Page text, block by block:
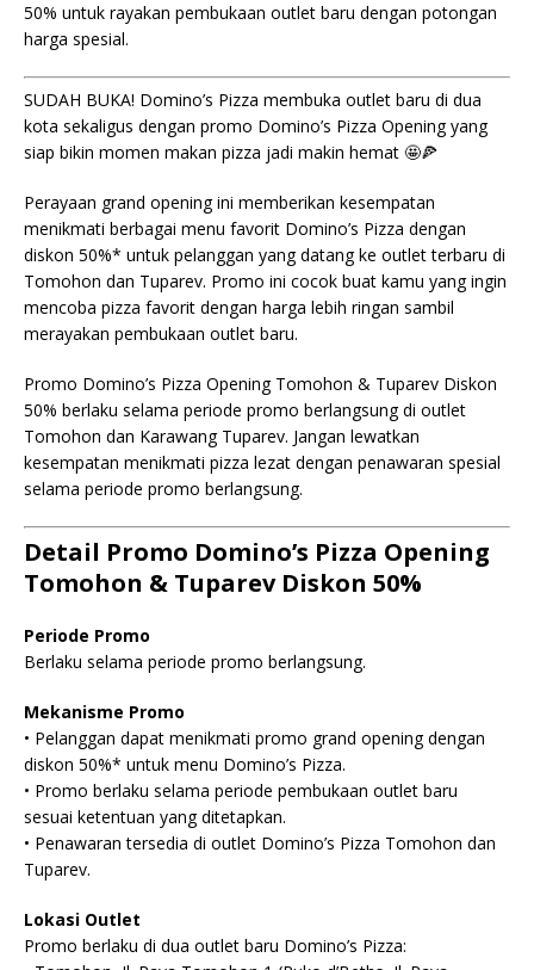
50% untuk rayakan pembukaan outlet baru dengan potongan
harga spesial.
SUDAH BUKA! Domino’s Pizza membuka outlet baru di dua
kota sekaligus dengan promo Domino’s Pizza Opening yang
siap bikin momen makan pizza jadi makin hemat 🤩🍕
Perayaan grand opening ini memberikan kesempatan
menikmati berbagai menu favorit Domino’s Pizza dengan
diskon 50%* untuk pelanggan yang datang ke outlet terbaru di
Tomohon dan Tuparev. Promo ini cocok buat kamu yang ingin
mencoba pizza favorit dengan harga lebih ringan sambil
merayakan pembukaan outlet baru.
Promo Domino’s Pizza Opening Tomohon & Tuparev Diskon
50% berlaku selama periode promo berlangsung di outlet
Tomohon dan Karawang Tuparev. Jangan lewatkan
kesempatan menikmati pizza lezat dengan penawaran spesial
selama periode promo berlangsung.
Detail Promo Domino’s Pizza Opening
Tomohon & Tuparev Diskon 50%
Periode Promo
Berlaku selama periode promo berlangsung.
Mekanisme Promo
• Pelanggan dapat menikmati promo grand opening dengan
diskon 50%* untuk menu Domino’s Pizza.
• Promo berlaku selama periode pembukaan outlet baru
sesuai ketentuan yang ditetapkan.
• Penawaran tersedia di outlet Domino’s Pizza Tomohon dan
Tuparev.
Lokasi Outlet
Promo berlaku di dua outlet baru Domino’s Pizza: